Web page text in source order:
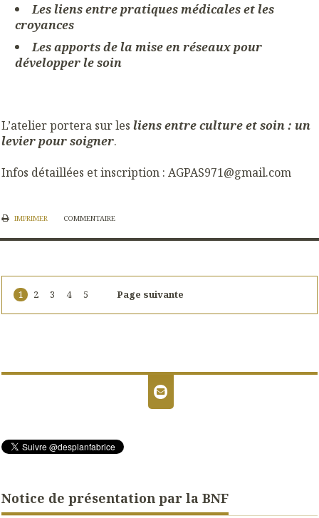
Notice de présentation par la BNF
Les liens entre pratiques médicales et les
croyances
Les apports de la mise en réseaux pour
développer le soin
L’atelier portera sur les liens entre culture et soin : un
levier pour soigner.
Infos détaillées et inscription : AGPAS971@gmail.com
IMPRIMER COMMENTAIRE
1 2 3 4 5 Page suivante